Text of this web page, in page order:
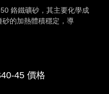
鉻鐵礦砂，其主要化學成
的加熱體積穩定，導
45 價格